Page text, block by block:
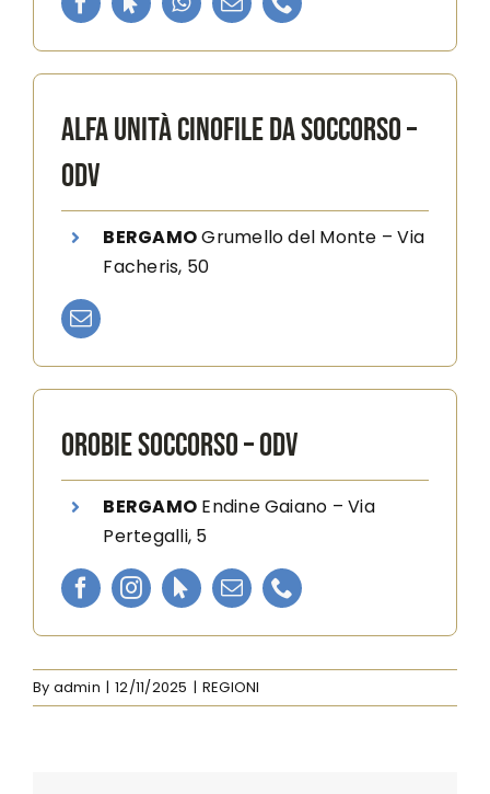
ALFA UNITÀ CINOFILE DA SOCCORSO –
ODV
BERGAMOGrumello del Monte –Via
Facheris, 50
OROBIE SOCCORSO – ODV
BERGAMO Endine Gaiano –Via
Pertegalli, 5
By admin | 12/11/2025 | REGIONI